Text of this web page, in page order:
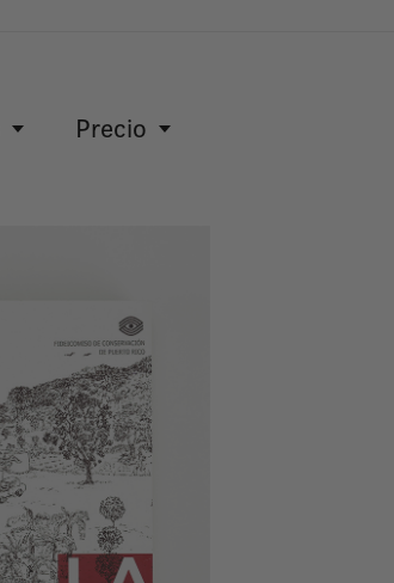
Precio